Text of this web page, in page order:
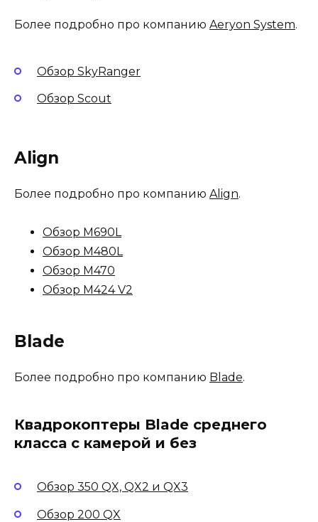
Более подробно про компанию Aeryon System.
Обзор SkyRanger
Обзор Scout
Align
Более подробно про компанию Align.
Обзор M690L
Обзор M480L
Обзор M470
Обзор M424 V2
Blade
Более подробно про компанию Blade.
Квадрокоптеры Blade среднего
класса с камерой и без
Обзор 350 QX, QX2 и QX3
Обзор 200 QX